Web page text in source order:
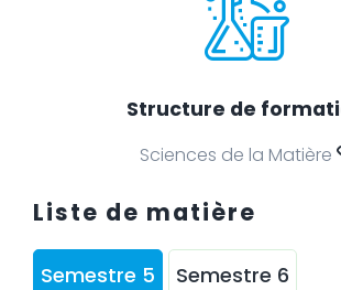
Structure de
Sciences de la Matière
Liste de matière
Semestre 5 Semestre 6